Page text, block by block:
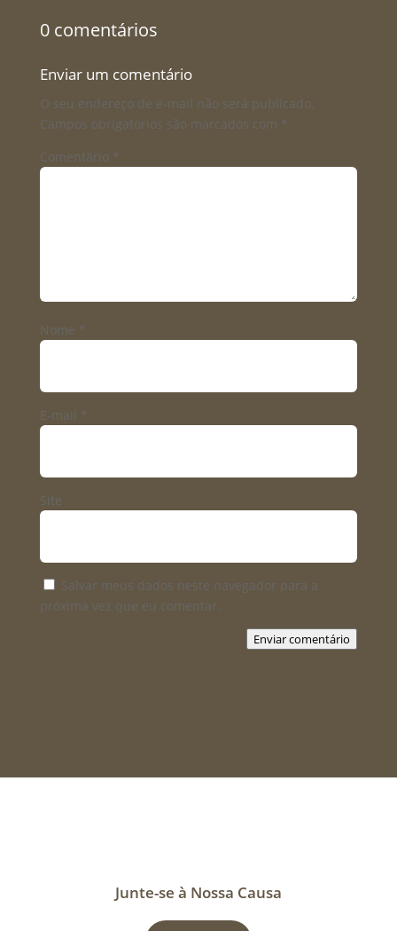
0 comentários
Enviar um comentário
O seu endereço de e-mail não será publicado.
Campos obrigatórios são marcados com *
Comentário *
Nome *
E-mail *
Site
Salvar meus dados neste navegador para a
próxima vez que eu comentar.
Enviar comentário
Junte-se à Nossa Causa